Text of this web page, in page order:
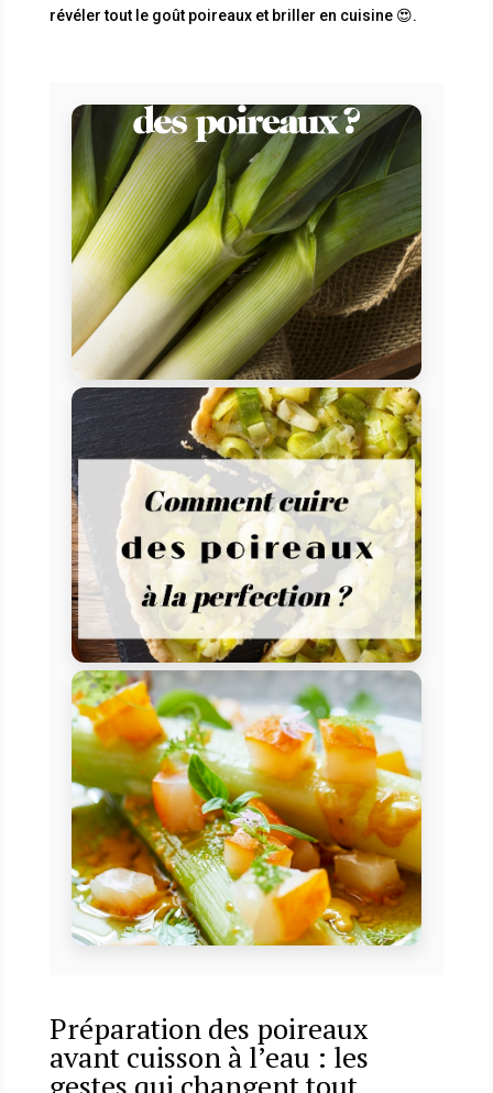
révéler tout le goût poireaux et briller en cuisine 😍.
Préparation des poireaux
avant cuisson à l’eau : les
gestes qui changent tout